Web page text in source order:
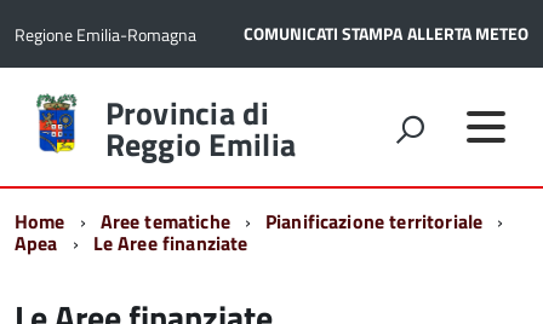
Regione Emilia-Romagna COMUNICATI STAMPAALLERTA METEO
Torna
alla
home
Provincia di
Reggio Emilia
Home Aree tematiche Pianificazione territoriale
Apea Le Aree finanziate